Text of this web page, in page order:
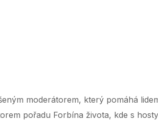
moderátorem, který pomáhá
pořadu Forbína života, kde s